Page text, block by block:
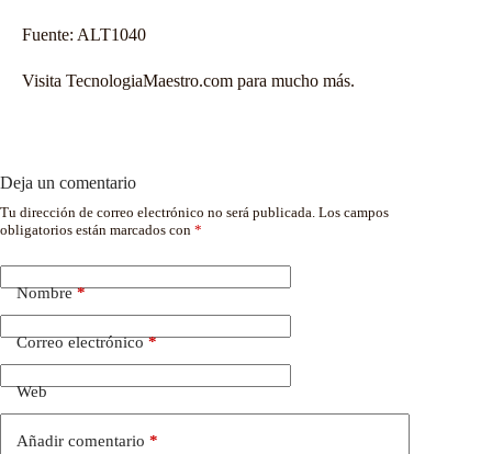
Fuente: ALT1040
Visita TecnologiaMaestro.com para mucho más.
Deja un comentario
Tu dirección de correo electrónico no será publicada. Los campos
obligatorios están marcados con *
Nombre*
Correo electrónico*
Web
Añadir comentario *